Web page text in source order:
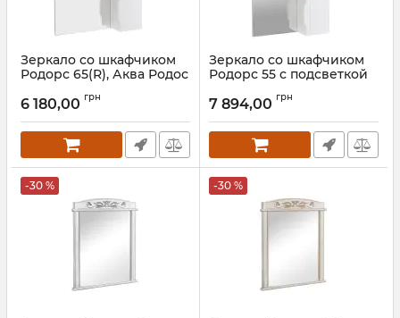
Зеркало со шкафчиком
Родорс 65(R), Аква Родос
6 180,00 грн
Зеркало со шкафчиком
Родорс 55 с подсветкой
Артикул:АР000040355
7 894,00 грн
-30 % -30 %